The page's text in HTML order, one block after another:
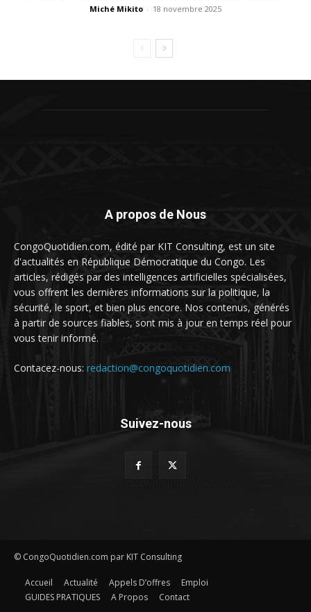
Miché Mikito - 18 novembre 2025
A propos de Nous
CongoQuotidien.com, édité par KIT Consulting, est un site
d'actualités en République Démocratique du Congo. Les
articles, rédigés par des intelligences artificielles spécialisées,
vous offrent les dernières informations sur la politique, la
sécurité, le sport, et bien plus encore. Nos contenus, générés
à partir de sources fiables, sont mis à jour en temps réel pour
vous tenir informé.
Contacez-nous: redaction@congoquotidien.com
Suivez-nous
© CongoQuotidien.com par KIT Consulting
Accueil Actualité Appels D’offres
Emploi
GUIDES PRATIQUES
A Propos Contact